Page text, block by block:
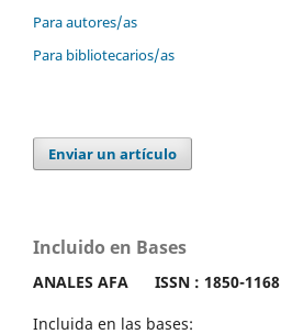
Para autores/as
Para bibliotecarios/as
Enviar un artículo
Incluido en Bases
ANALES AFA ISSN : 1850-1168
Incluida en las bases: